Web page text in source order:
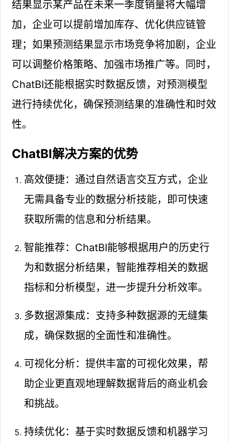
结果显示某产品在未来一季度销量将大幅增
加，企业可以提前增加库存、优化供应链管
理；如果预测结果显示市场竞争将加剧，企业
可以调整价格策略、加强市场推广等。同时，
ChatBI还能根据实时数据反馈，对预测模型
进行持续优化，确保预测结果的准确性和时效
性。
ChatBI解决方案的优势
高效便捷：通过自然语言交互方式，企业
无需具备专业的数据分析技能，即可快速
获取所需的信息和分析结果。
智能推荐：ChatBI能够根据用户的历史行
为和数据分析结果，智能推荐相关的数据
指标和分析模型，进一步提升分析效率。
多数据源集成：支持多种数据源的无缝集
成，确保数据的全面性和准确性。
可视化分析：提供丰富的可视化效果，帮
助企业更直观地理解数据背后的商业机会
和挑战。
持续优化：基于实时数据反馈和机器学习